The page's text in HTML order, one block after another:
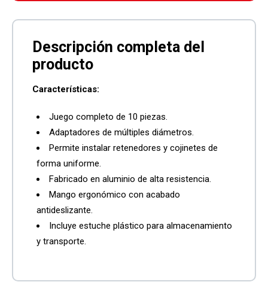
Características:
Juego completo de 10 piezas.
Adaptadores de múltiples diámetros.
Permite instalar retenedores y cojinetes de
forma uniforme.
Fabricado en aluminio de alta resistencia.
Mango ergonómico con acabado
antideslizante.
Incluye estuche plástico para almacenamiento
y transporte.